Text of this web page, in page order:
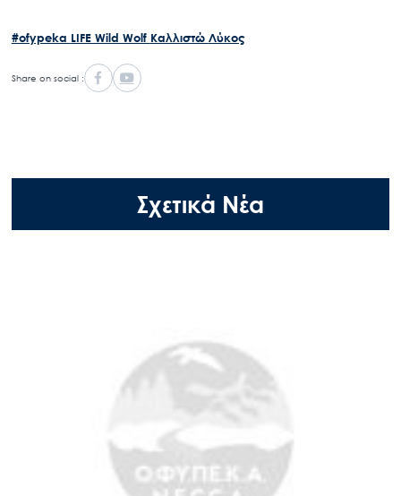
#ofypeka LIFE Wild Wolf Καλλιστώ Λύκος
Share on social :
Σχετικά Νέα